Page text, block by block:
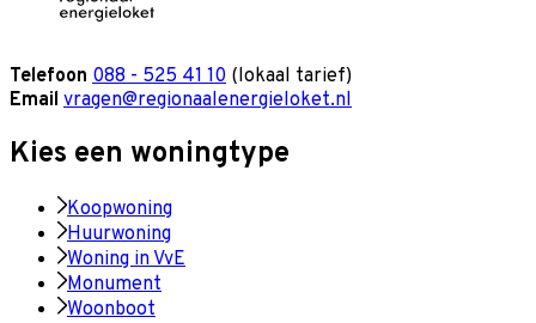
Telefoon 088 - 525 41 10 (lokaal tarief)
Email vragen@regionaalenergieloket.nl
Kies een woningtype
Koopwoning
Huurwoning
Woning in VvE
Monument
Woonboot